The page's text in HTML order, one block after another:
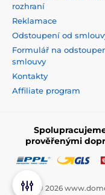
rozhraní
Reklamace
Odstoupení od
Formulář na
smlouvy
Kontakty
Affiliate program
prověřenými
© 2026